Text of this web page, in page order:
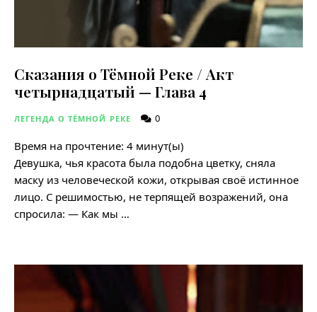
Сказания о Тёмной Реке / Акт
четырнадцатый — Глава 4
ЛЕГЕНДА О ТЁМНОЙ РЕКЕ 0
Время на прочтение: 4 минут(ы)
Девушка, чья красота была подобна цветку, сняла
маску из человеческой кожи, открывая своё истинное
лицо. С решимостью, не терпящей возражений, она
спросила: — Как мы …